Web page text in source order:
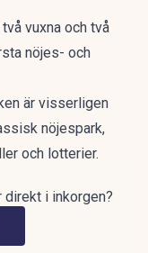
vuxna och två
nöjes- och
är visserligen
nöjespark,
och lotterier.
i inkorgen?